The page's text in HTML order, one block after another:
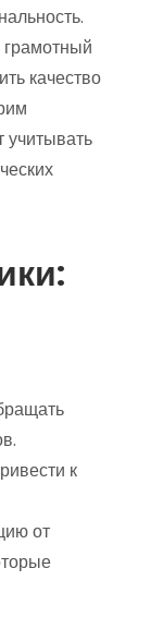
качество
учитывать
к
от